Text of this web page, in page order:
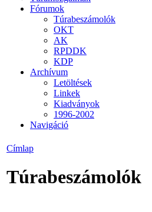
Fórumok
Túrabeszámolók
OKT
AK
RPDDK
KDP
Archívum
Letöltések
Linkek
Kiadványok
1996-2002
Navigáció
Címlap
Túrabeszámolók